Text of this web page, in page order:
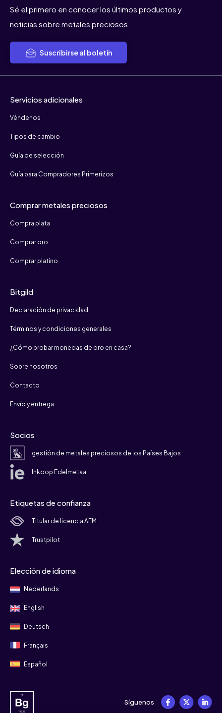
Sé el primero en conocer los últimos productos y
noticias sobre metales preciosos.
Suscribirse al boletín
Servicios adicionales
Véndenos
Tipos de cambio
Guía de selección
Guía para Compradores Primerizos
Comprar metales preciosos
Compra plata
Comprar oro
Comprar platino
Bitgild
Declaración de privacidad
Términos y condiciones generales
¿Cómo probar monedas de oro en casa?
Sobre nosotros
Contacto
Envío y entrega
Socios
gestión de metales preciosos de los Países Bajos
Inkoop Edelmetaal
Etiquetas de confianza
Titular de licencia AFM
Trustpilot
Elección de idioma
Nederlands
English
Deutsch
Français
Español
Síguenos